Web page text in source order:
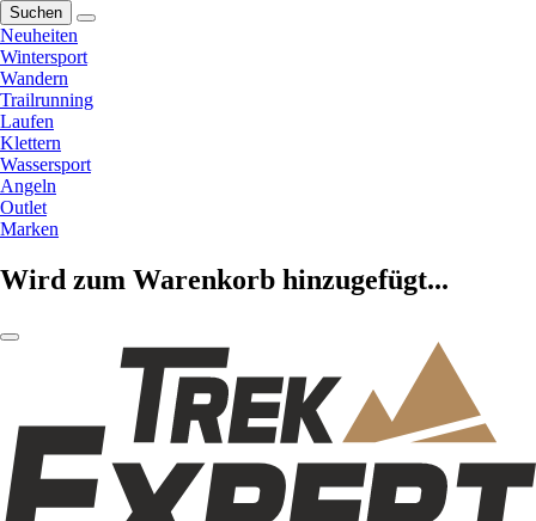
Suchen
Neuheiten
Wintersport
Wandern
Trailrunning
Laufen
Klettern
Wassersport
Angeln
Outlet
Marken
Wird zum Warenkorb hinzugefügt...